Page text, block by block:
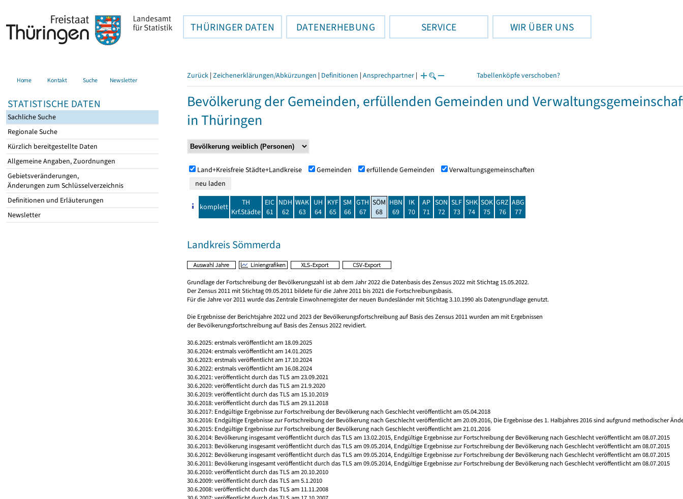
THÜRINGER DATEN DATENERHEBUNG SERVICE WIR ÜBER UNS
Home Kontakt Suche Newsletter
STATISTISCHE DATEN
Sachliche Suche
Regionale Suche
Kürzlich bereitgestellte Daten
Allgemeine Angaben, Zuordnungen
Gebietsveränderungen,
Änderungen zum Schlüsselverzeichnis
Definitionen und Erläuterungen
Newsletter
Zurück | Zeichenerklärungen/Abkürzungen | Definitionen | Ansprechpartner | Tabellenköpfe verschoben?
Bevölkerung der Gemeinden, erfüllenden Gemeinden und
in Thüringen
Land+Kreisfreie Städte+Landkreise Gemeinden erfüllende Gemeinden Verwaltungsgemeinschaften
komplett
TH
Krf.Städte
EIC
61
NDH
62
WAK
63
UH
64
KYF
65
SM
66
GTH
67
SÖM
68
HBN
69
IK
70
AP
71
SON
72
SLF
73
SHK
74
SOK
75
GRZ
76
ABG
77
Landkreis Sömmerda
Grundlage der Fortschreibung der Bevölkerungszahl ist ab dem Jahr 2022 die Datenbasis des Zensus 2022 mit Stichtag 15.05.2022.
Der Zensus 2011 mit Stichtag 09.05.2011 bildete für die Jahre 2011 bis 2021 die Fortschreibungsbasis.
Für die Jahre vor 2011 wurde das Zentrale Einwohnerregister der neuen Bundesländer mit Stichtag 3.10.1990 als Datengrundlage genutzt.
Die Ergebnisse der Berichtsjahre 2022 und 2023 der Bevölkerungsfortschreibung auf Basis des Zensus 2011 wurden am mit Ergebnissen
der Bevölkerungsfortschreibung auf Basis des Zensus 2022 revidiert.
30.6.2025: erstmals veröffentlicht am 18.09.2025
30.6.2024: erstmals veröffentlicht am 14.01.2025
30.6.2023: erstmals veröffentlicht am 17.10.2024
30.6.2022: erstmals veröffentlicht am 16.08.2024
30.6.2021: veröffentlicht durch das TLS am 23.09.2021
30.6.2020: veröffentlicht durch das TLS am 21.9.2020
30.6.2019: veröffentlicht durch das TLS am 15.10.2019
30.6.2018: veröffentlicht durch das TLS am 29.11.2018
30.6.2017: Endgültige Ergebnisse zur Fortschreibung der Bevölkerung nach Geschlecht veröffentlicht am 05.04.2018
30.6.2016: Endgültige Ergebnisse zur Fortschreibung der Bevölkerung nach Geschlecht veröffentlicht am 20.09.2016, Die Ergebnisse des 1. Halbjahres 2016 sind aufgrund methodischer
30.6.2015: Endgültige Ergebnisse zur Fortschreibung der Bevölkerung nach Geschlecht veröffentlicht am 21.01.2016
30.6.2014: Bevölkerung insgesamt veröffentlicht durch das TLS am 13.02.2015, Endgültige Ergebnisse zur Fortschreibung der Bevölkerung nach Geschlecht veröffentlicht am 08.07.2015
30.6.2013: Bevölkerung insgesamt veröffentlicht durch das TLS am 09.05.2014, Endgültige Ergebnisse zur Fortschreibung der Bevölkerung nach Geschlecht veröffentlicht am 08.07.2015
30.6.2012: Bevölkerung insgesamt veröffentlicht durch das TLS am 09.05.2014, Endgültige Ergebnisse zur Fortschreibung der Bevölkerung nach Geschlecht veröffentlicht am 08.07.2015
30.6.2011: Bevölkerung insgesamt veröffentlicht durch das TLS am 09.05.2014, Endgültige Ergebnisse zur Fortschreibung der Bevölkerung nach Geschlecht veröffentlicht am 08.07.2015
30.6.2010: veröffentlicht durch das TLS am 20.10.2010
30.6.2009: veröffentlicht durch das TLS am 5.1.2010
30.6.2008: veröffentlicht durch das TLS am 11.11.2008